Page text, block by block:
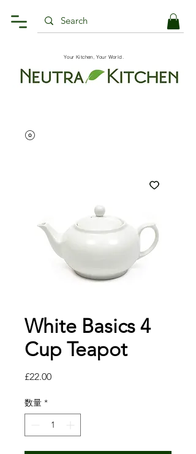
Your Kitchen, Your World.
White Basics 4
Cup Teapot
£22.00価
数量 *